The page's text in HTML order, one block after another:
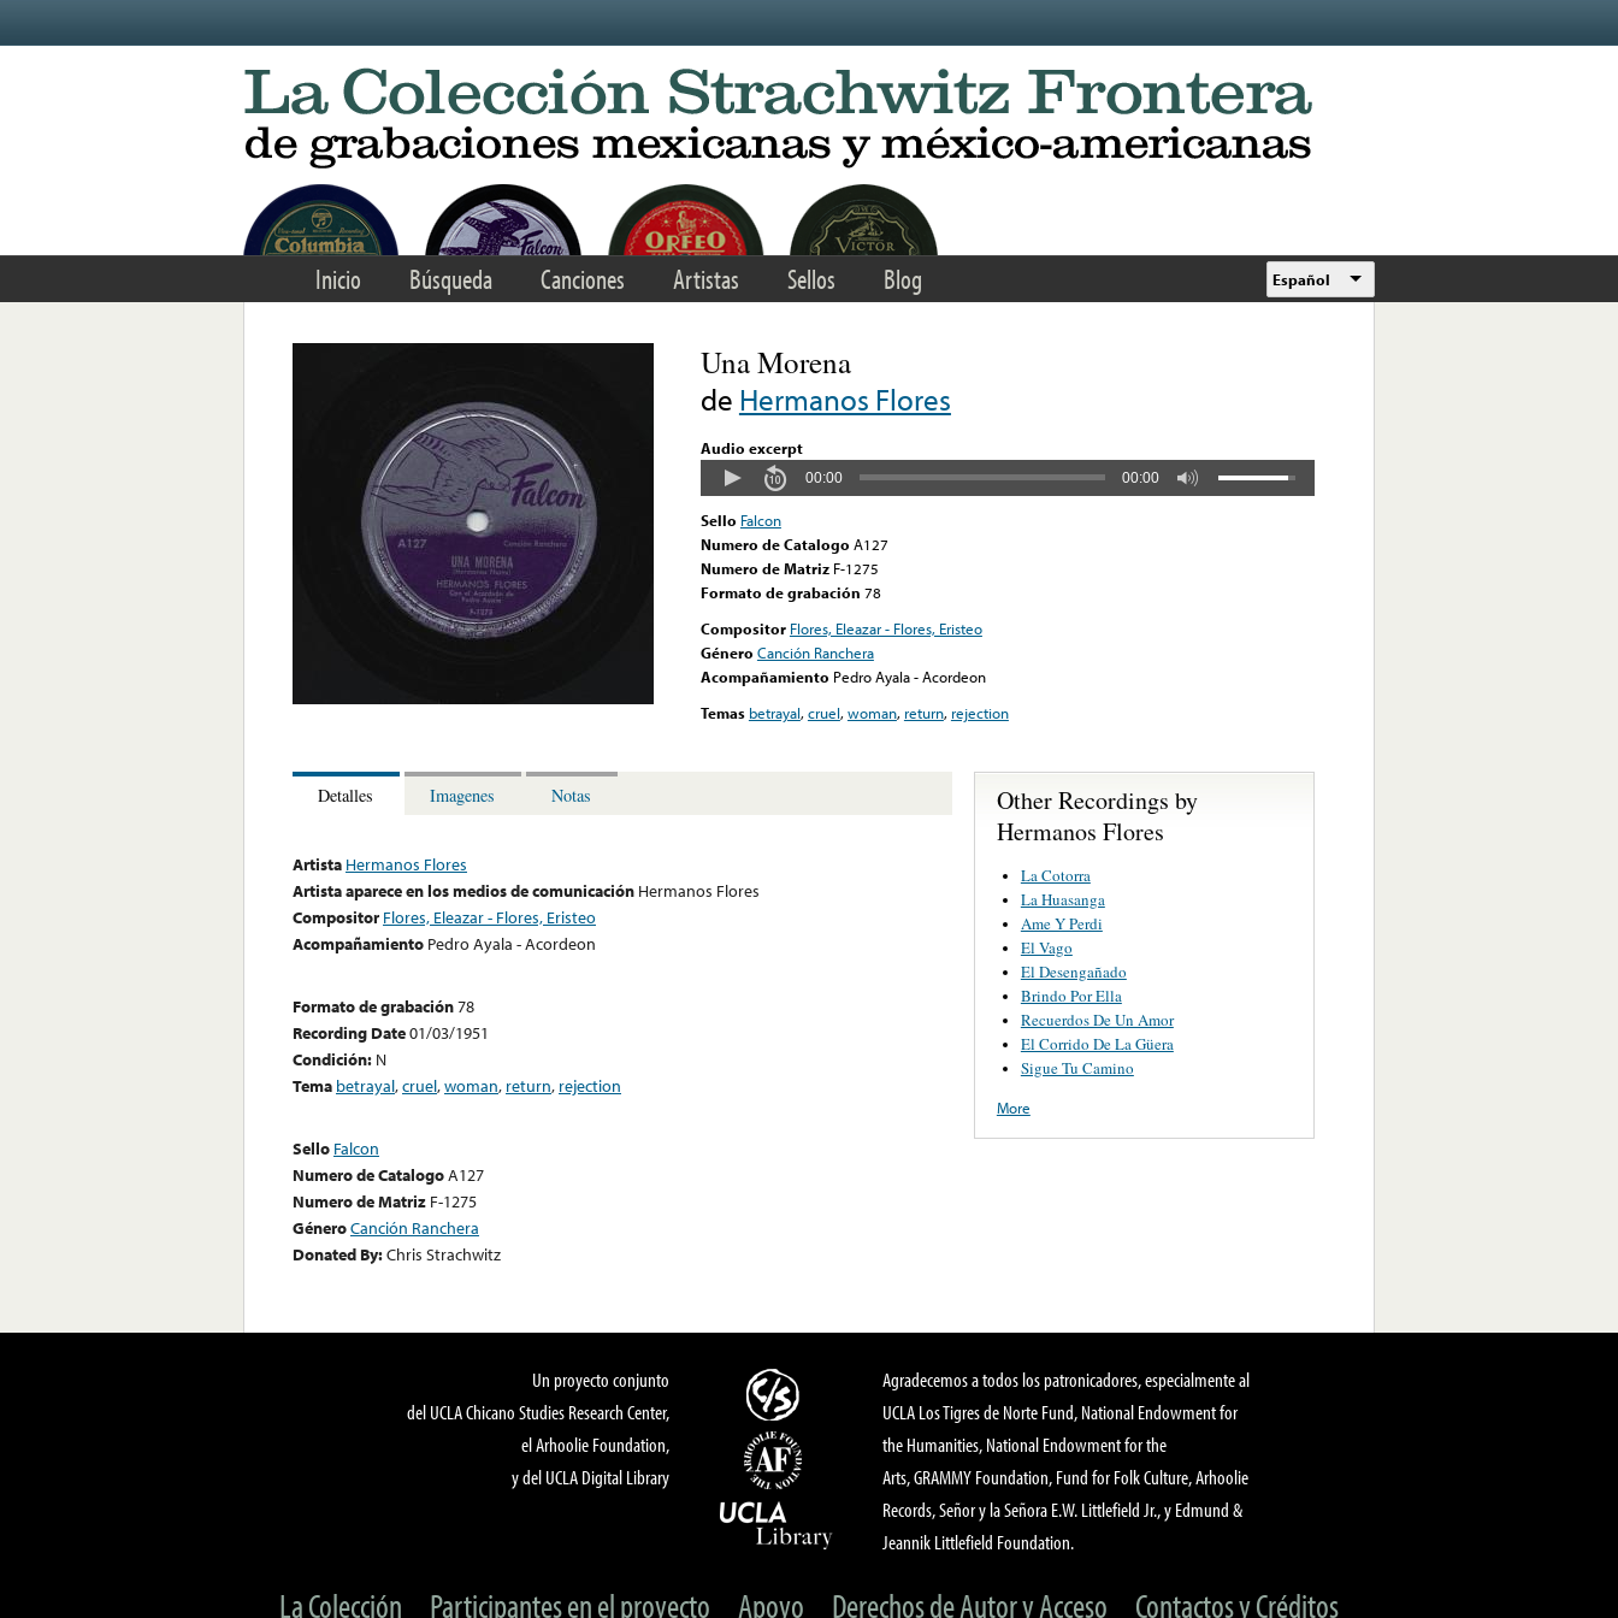
Inicio Búsqueda Canciones Artistas Sellos Blog Español
Una Morena
de Hermanos Flores
Audio excerpt
00:00 00:00
Sello Falcon
Numero de Catalogo A127
Numero de Matriz F-1275
Formato de grabación 78
Compositor Flores, Eleazar - Flores, Eristeo
Género Canción Ranchera
Acompañamiento Pedro Ayala - Acordeon
Temas betrayal,cruel,woman, return, rejection
Detalles Imagenes Notas
Artista Hermanos Flores
Artista aparece en los medios de comunicación Hermanos Flores
Compositor Flores, Eleazar - Flores, Eristeo
Acompañamiento Pedro Ayala - Acordeon
Formato de grabación78
Recording Date01/03/1951
Condición: N
Tema betrayal,cruel,woman, return, rejection
Sello Falcon
Numero de CatalogoA127
Numero de Matriz F-1275
GéneroCanción Ranchera
Donated By:Chris Strachwitz
Other Recordings by
Hermanos Flores
La Cotorra
La Huasanga
Ame Y Perdi
El Vago
El Desengañado
Brindo Por Ella
Recuerdos De Un Amor
El Corrido De La Güera
Sigue Tu Camino
More
Un proyecto conjunto
del UCLA Chicano Studies Research Center,
el Arhoolie Foundation,
y del UCLA Digital Library
Agradecemos a todos los patronicadores, especialmente al
UCLA Los Tigres de Norte Fund, National Endowment for
the Humanities, National Endowment for the
Arts, GRAMMY Foundation, Fund for Folk Culture, Arhoolie
Records, Señor y la Señora E.W. Littlefield Jr., y Edmund &
Jeannik Littlefield Foundation.
La Colección Participantes en el proyecto Apoyo Derechos de Autor y Acceso Contactos y Créditos